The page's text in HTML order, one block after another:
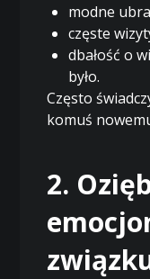
modne
częste
dbałość o
było.
Często
komuś
2.